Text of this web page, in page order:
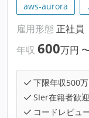
aws-aurora
雇用形態 正社員
年収 600万円
下限年収500
SIer在籍者歓迎
コードレビュ